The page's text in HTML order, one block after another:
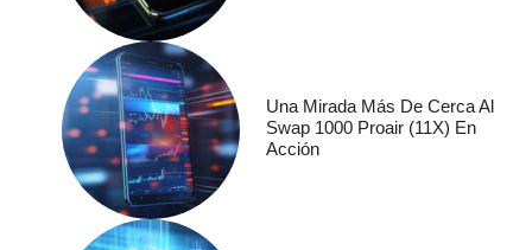
Una Mirada Más De Cerca Al
Swap 1000 Proair (11X) En
Acción